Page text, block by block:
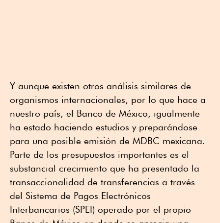
Y aunque existen otros análisis similares de
organismos internacionales, por lo que hace a
nuestro país, el Banco de México, igualmente
ha estado haciendo estudios y preparándose
para una posible emisión de MDBC mexicana.
Parte de los presupuestos importantes es el
substancial crecimiento que ha presentado la
transaccionalidad de transferencias a través
del Sistema de Pagos Electrónicos
Interbancarios (SPEI) operado por el propio